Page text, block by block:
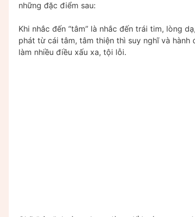
những đặc điểm sau:
Khi nhắc đến “tâm” là nhắc đến trái tim, lòng
phát từ cái tâm, tâm thiện thì suy nghĩ và
làm nhiều điều xấu xa, tội lỗi.